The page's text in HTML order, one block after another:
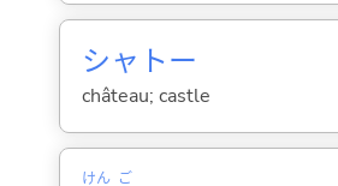
シャトー
château; castle
けん ご